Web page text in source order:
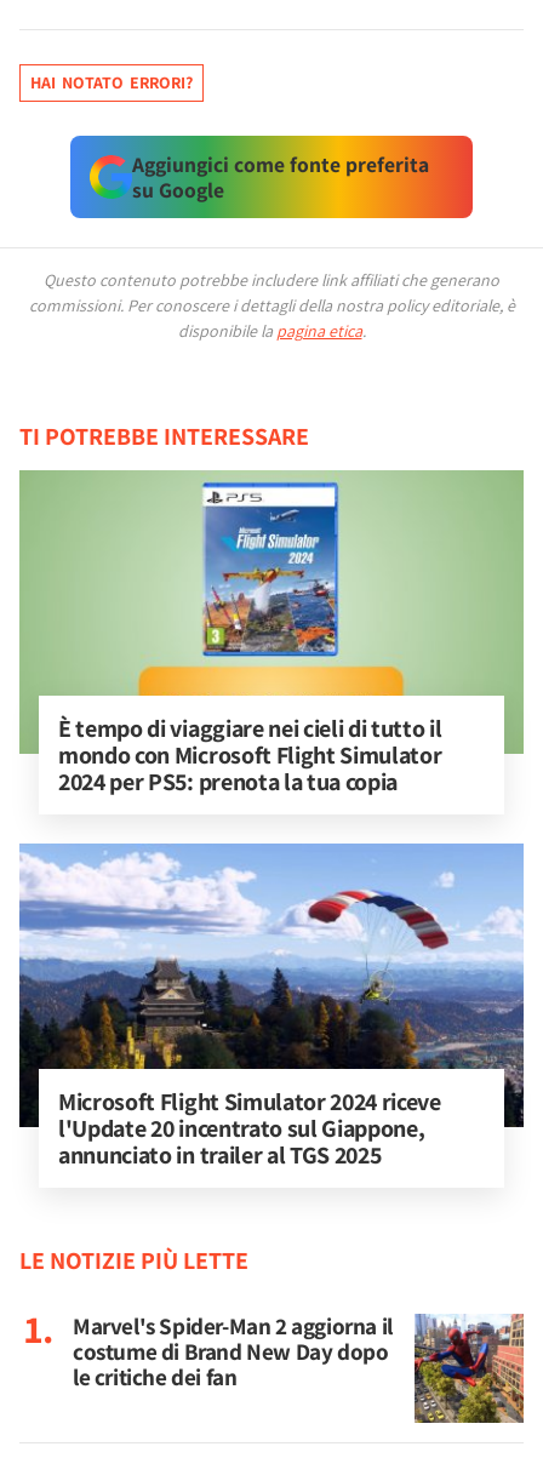
HAI NOTATO ERRORI?
Aggiungici come fonte preferita
su Google
Questo contenuto potrebbe includere link affiliati che generano
commissioni. Per conoscere i dettagli della nostra policy editoriale, è
disponibile la pagina etica.
TI POTREBBE INTERESSARE
È tempo di viaggiare nei cieli di tutto il
mondo con Microsoft Flight Simulator
2024 per PS5: prenota la tua copia
Microsoft Flight Simulator 2024 riceve
l'Update 20 incentrato sul Giappone,
annunciato in trailer al TGS 2025
LE NOTIZIE PIÙ LETTE
Marvel's Spider-Man 2 aggiorna il
costume di Brand New Day dopo
le critiche dei fan